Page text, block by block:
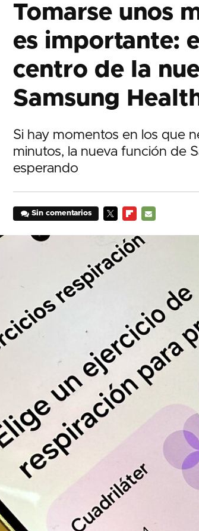
Tomarse unos
es importante:
centro de la
Samsung
Si hay momentos en los que
minutos, la nueva función de
esperando
Sin comentarios
MAIL